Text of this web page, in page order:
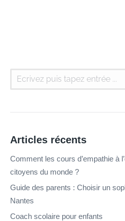
Articles récents
Comment les cours d’empathie à
citoyens du monde ?
Guide des parents : Choisir un
Nantes
Coach scolaire pour enfants